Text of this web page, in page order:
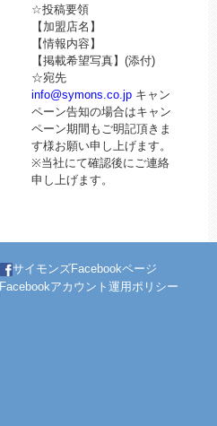
☆投稿要領
【加盟店名】
【情報内容】
【掲載希望写真】(添付)
☆宛先
info@symons.co.jpキャン
ペーン告知の場合はキャン
ペーン期間もご明記頂きま
す様お願い申し上げます。
※当社にて確認後にご連絡
申し上げます。
サイモンズFacebookページ
Facebookアカウント運用ポリシー